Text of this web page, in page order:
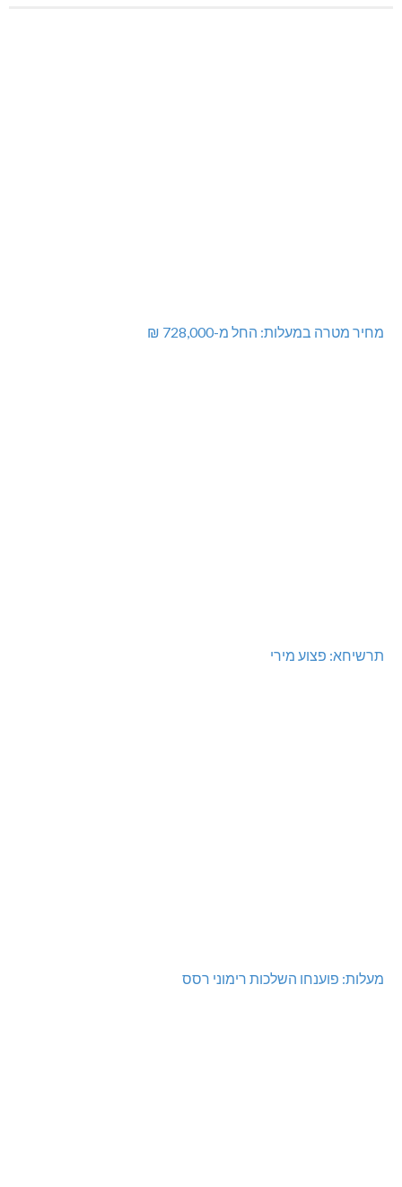
מחיר מטרה במעלות: החל מ-728,000 ₪
תרשיחא: פצוע מירי
מעלות: פוענחו השלכות רימוני רסס